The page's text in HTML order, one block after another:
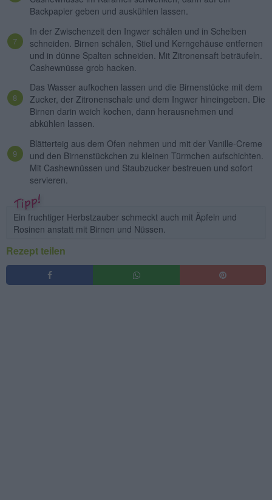
Backpapier geben und auskühlen lassen.
In der Zwischenzeit den Ingwer schälen und in Scheiben
schneiden. Birnen schälen, Stiel und Kerngehäuse entfernen
und in dünne Spalten schneiden. Mit Zitronensaft beträufeln.
Cashewnüsse grob hacken.
Das Wasser aufkochen lassen und die Birnenstücke mit dem
Zucker, der Zitronenschale und dem Ingwer hineingeben. Die
Birnen darin weich kochen, dann herausnehmen und
abkühlen lassen.
Blätterteig aus dem Ofen nehmen und mit der Vanille-Creme
und den Birnenstückchen zu kleinen Türmchen aufschichten.
Mit Cashewnüssen und Staubzucker bestreuen und sofort
servieren.
Ein fruchtiger Herbstzauber schmeckt auch mit Äpfeln und
Rosinen anstatt mit Birnen und Nüssen.
Rezept teilen